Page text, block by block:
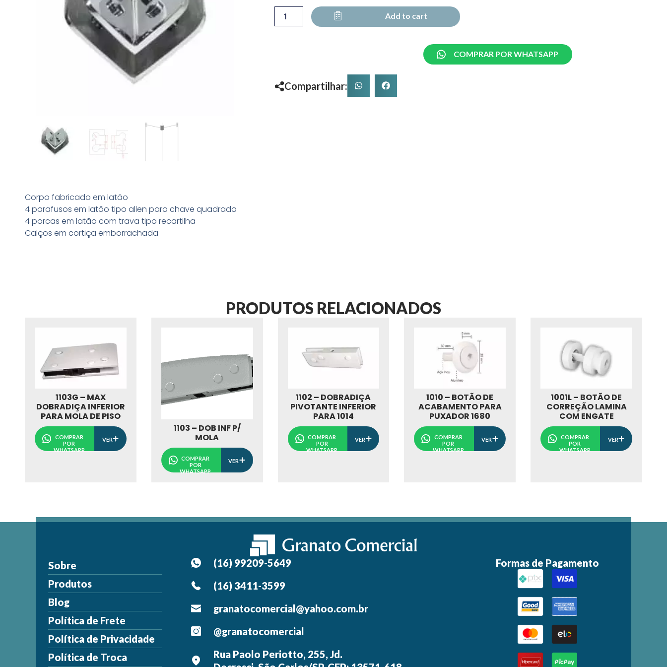
Add to cart
COMPRAR POR WHATSAPP
Compartilhar:
Corpo fabricado em latão
4 parafusos em latão tipo allen para chave quadrada
4 porcas em latão com trava tipo recartilha
Calços em cortiça emborrachada
PRODUTOS RELACIONADOS
1103G – MAX
DOBRADIÇA INFERIOR
PARA MOLA DE PISO
COMPRAR
POR
WHATSAPP
VER
1103 – DOB INF P/
MOLA
COMPRAR
POR
WHATSAPP
VER
1102 – DOBRADIÇA
PIVOTANTE INFERIOR
PARA 1014
COMPRAR
POR
WHATSAPP
VER
1010 – BOTÃO DE
ACABAMENTO PARA
PUXADOR 1680
COMPRAR
POR
WHATSAPP
VER
1001L – BOTÃO DE
CORREÇÃO LAMINA
COM ENGATE
COMPRAR
POR
WHATSAPP
VER
Sobre
Produtos
Blog
Política de Frete
Política de Privacidade
Política de Troca
(16) 99209-5649
(16) 3411-3599
granatocomercial@yahoo.com.br
@granatocomercial
Rua Paolo Periotto, 255, Jd.
Formas de Pagamento